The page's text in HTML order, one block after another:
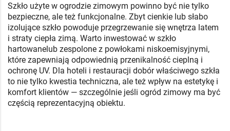
Szkło użyte w ogrodzie zimowym powinno być nie tylko
bezpieczne, ale też funkcjonalne. Zbyt cienkie lub słabo
izolujące szkło powoduje przegrzewanie się wnętrza latem
i straty ciepła zimą. Warto inwestować w szkło
hartowanelub zespolone z powłokami niskoemisyjnymi,
które zapewniają odpowiednią przenikalność cieplną i
ochronę UV. Dla hoteli i restauracji dobór właściwego szkła
to nie tylko kwestia techniczna, ale też wpływ na estetykę i
komfort klientów — szczególnie jeśli ogród zimowy ma być
częścią reprezentacyjną obiektu.